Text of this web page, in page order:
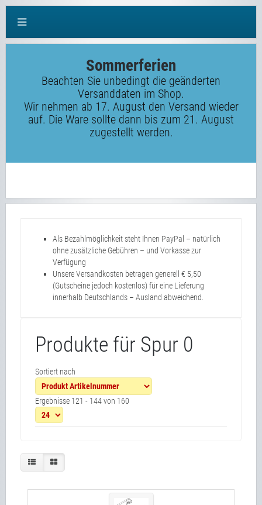
Sommerferien
Beachten Sie unbedingt die geänderten
Versanddaten im Shop.
Wir nehmen ab 17. August den Versand wieder
auf. Die Ware sollte dann bis zum 21. August
zugestellt werden.
Als Bezahlmöglichkeit steht Ihnen PayPal – natürlich
ohne zusätzliche Gebühren – und Vorkasse zur
Verfügung
Unsere Versandkosten betragen generell € 5,50
(Gutscheine jedoch kostenlos) für eine Lieferung
innerhalb Deutschlands – Ausland abweichend.
Produkte für Spur 0
Sortiert nach
Ergebnisse 121 - 144 von 160